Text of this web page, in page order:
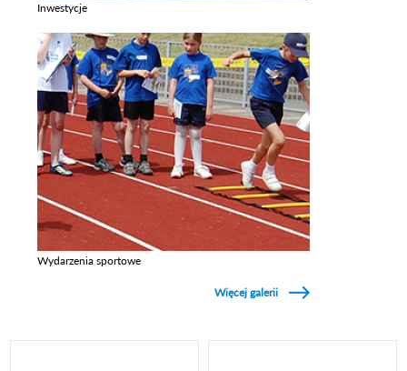
Inwestycje
Wydarzenia sportowe
Więcej galerii